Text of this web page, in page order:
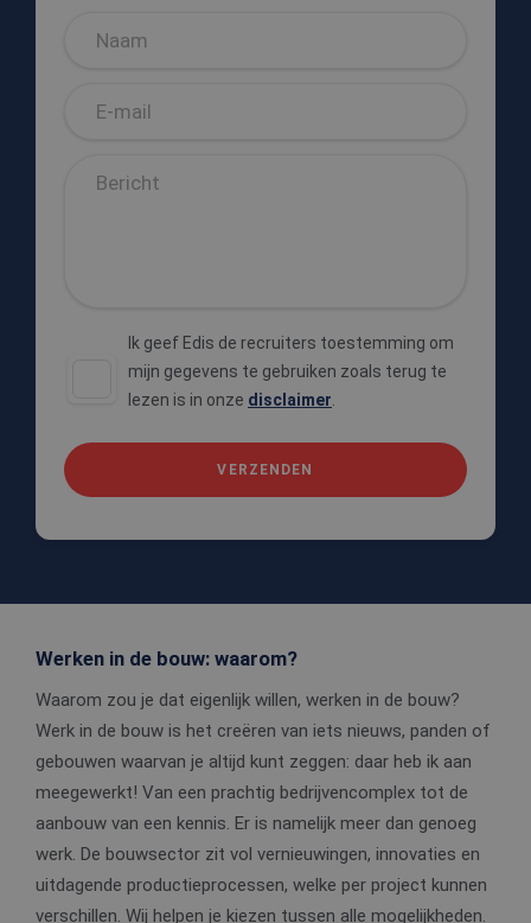
Ik geef Edis de recruiters toestemming om
mijn gegevens te gebruiken zoals terug te
lezen is in onze disclaimer
VERZENDEN
Werken in de bouw: waarom?
Waarom zou je dat eigenlijk willen, werken in de bouw?
Werk in de bouw is het creëren van iets nieuws, panden of
gebouwen waarvan je altijd kunt zeggen: daar heb ik aan
meegewerkt! Van een prachtig bedrijvencomplex tot de
aanbouw van een kennis. Er is namelijk meer dan genoeg
werk. De bouwsector zit vol vernieuwingen, innovaties en
uitdagende productieprocessen, welke per project kunnen
verschillen. Wij helpen je kiezen tussen alle mogelijkheden.